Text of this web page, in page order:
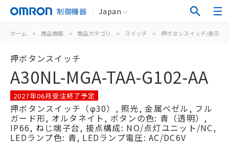
制御機器 Japan
ホーム > 商品情報 > 商品カテゴリ > スイッチ > 押ボタンスイッチ/表示灯
押ボタンスイッチ
A30NL-MGA-TAA-G102-AA
2027年06月受注終了予定
押ボタンスイッチ（φ30）, 照光, 金属ベゼル, フル
ガード形, オルタネイト, ボタンの色: 青（透明）,
IP66, ねじ端子台, 接点構成: NO/点灯ユニット/NC,
LEDランプ色: 青, LEDランプ電圧: AC/DC6V